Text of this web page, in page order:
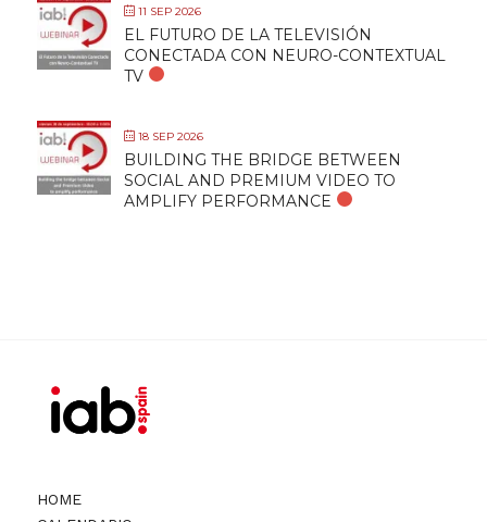
11 SEP 2026
EL FUTURO DE LA TELEVISIÓN
CONECTADA CON NEURO-CONTEXTUAL
TV
18 SEP 2026
BUILDING THE BRIDGE BETWEEN
SOCIAL AND PREMIUM VIDEO TO
AMPLIFY PERFORMANCE
HOME